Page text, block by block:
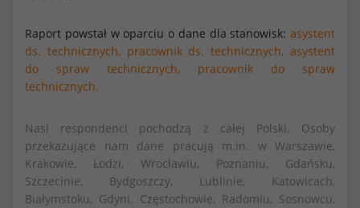
Raport powstał w oparciu o dane dla stanowisk: asystent
ds. technicznych, pracownik ds. technicznych, asystent
do spraw technicznych,
pracownik do spraw
technicznych.
Nasi respondenci pochodzą z całej Polski. Osoby
przekazujące nam dane pracują m.in. w Warszawie,
Krakowie, Łodzi, Wrocławiu, Poznaniu, Gdańsku,
Szczecinie, Bydgoszczy, Lublinie, Katowicach,
Białymstoku, Gdyni, Częstochowie, Radomiu, Sosnowcu,